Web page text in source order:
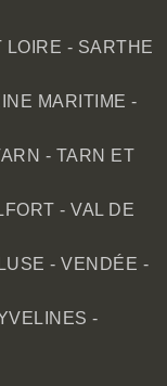
LOIRE - SARTHE
MARITIME -
- TARN ET
- VAL DE
-VENDÉE -
-